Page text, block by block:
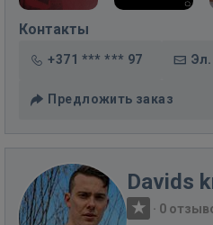
Контакты
+371 *** *** 97 Эл.
Предложить заказ
Davids
· 0